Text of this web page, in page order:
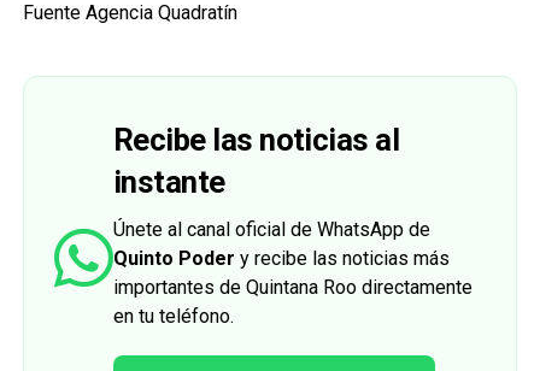
Fuente Agencia Quadratín
Recibe las noticias al
instante
Únete al canal oficial de WhatsApp de
Quinto Poder y recibe las noticias más
importantes de Quintana Roo directamente
en tu teléfono.